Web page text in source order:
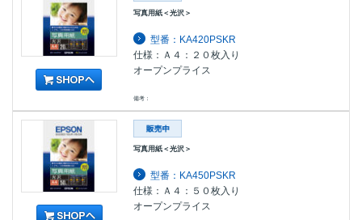
写真用紙＜光沢＞
型番：KA420PSKR
仕様：Ａ４：２０枚入り
オープンプライス
備考：
写真用紙＜光沢＞
型番：KA450PSKR
仕様：Ａ４：５０枚入り
オープンプライス